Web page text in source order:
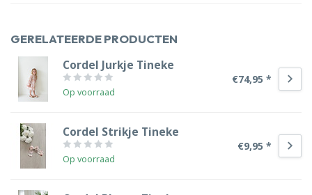
GERELATEERDE PRODUCTEN
Cordel Jurkje Tineke
Op voorraad
€74,95 *
Cordel Strikje Tineke
Op voorraad
€9,95 *